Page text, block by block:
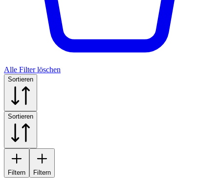
Alle Filter löschen
Sortieren
Sortieren
Filtern Filtern